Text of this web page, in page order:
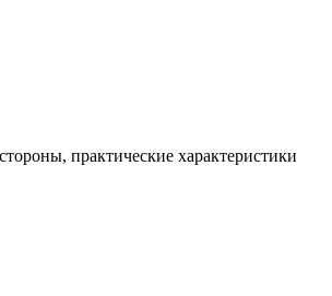
практические характеристики